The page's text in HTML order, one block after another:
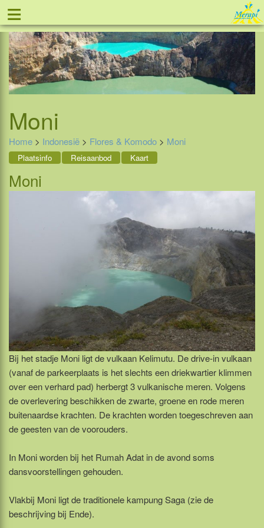
≡ Tel: 088 - 81 11 999
Moni
Home > Indonesië > Flores & Komodo > Moni
Plaatsinfo Reisaanbod Kaart
Moni
Bij het stadje Moni ligt de vulkaan Kelimutu. De drive-in vulkaan
(vanaf de parkeerplaats is het slechts een driekwartier klimmen
over een verhard pad) herbergt 3 vulkanische meren. Volgens
de overlevering beschikken de zwarte, groene en rode meren
buitenaardse krachten. De krachten worden toegeschreven aan
de geesten van de voorouders.
In Moni worden bij het Rumah Adat in de avond soms
dansvoorstellingen gehouden.
Vlakbij Moni ligt de traditionele kampung Saga (zie de
beschrijving bij Ende).